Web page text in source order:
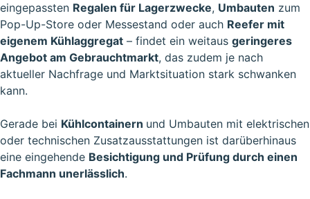
eingepassten Regalen für Lagerzwecke, Umbauten zum
Pop-Up-Store oder Messestand oder auch Reefer mit
eigenem Kühlaggregat – findet ein weitaus geringeres
Angebot am Gebrauchtmarkt, das zudem je nach
aktueller Nachfrage und Marktsituation stark schwanken
kann.
Gerade bei Kühlcontainern und Umbauten mit elektrischen
oder technischen Zusatzausstattungen ist darüberhinaus
eine eingehende Besichtigung und Prüfung durch einen
Fachmann unerlässlich.